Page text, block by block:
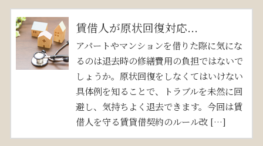
賃借人が原状回復対応...
アパートやマンションを借りた際に気にな
るのは退去時の修繕費用の負担ではないで
しょうか。原状回復をしなくてはいけない
具体例を知ることで、トラブルを未然に回
避し、気持ちよく退去できます。今回は賃
借人を守る賃貸借契約のルール改 […]